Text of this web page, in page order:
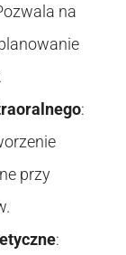
na
:
przy
: